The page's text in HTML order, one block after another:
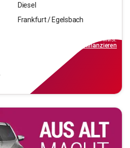
Diesel
Frankfurt / Egelsbach
inkl.MwSt.
finanzieren